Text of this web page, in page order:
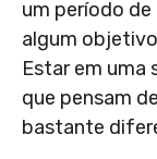
um período
algum
Estar em uma
que pensam
bastante